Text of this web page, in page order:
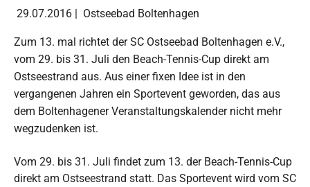
29.07.2016 | Ostseebad Boltenhagen
Zum 13. mal richtet der SC Ostseebad Boltenhagen e.V.,
vom 29. bis 31. Juli den Beach-Tennis-Cup direkt am
Ostseestrand aus. Aus einer fixen Idee ist in den
vergangenen Jahren ein Sportevent geworden, das aus
dem Boltenhagener Veranstaltungskalender nicht mehr
wegzudenken ist.
Vom 29. bis 31. Juli findet zum 13. der Beach-Tennis-Cup
direkt am Ostseestrand statt. Das Sportevent wird vom SC